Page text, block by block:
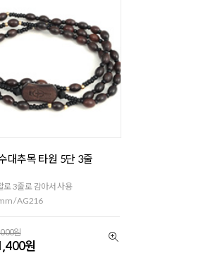
대추목 타원 5단 3줄
로 3줄로 감아서 사용
/ AG216
원
원